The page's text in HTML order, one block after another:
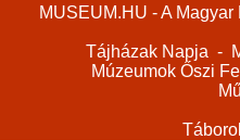
MUSEUM.HU - A
Tájházak Napja -
Múzeumok Őszi